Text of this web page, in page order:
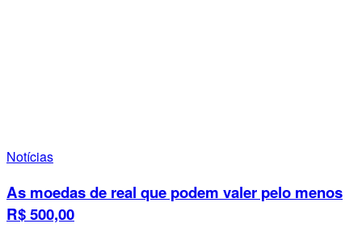
Notícias
As moedas de real que podem valer pelo menos
R$ 500,00